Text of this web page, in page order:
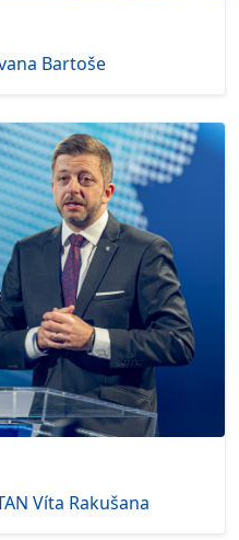
Bartoše
Víta Rakušana